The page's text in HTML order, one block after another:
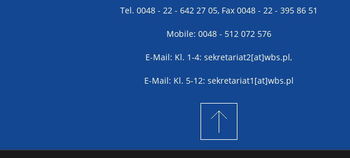
Tel. 0048 - 22 - 642 27 05, Fax 0048 - 22 - 395 86 51
Mobile: 0048 - 512 072 576
E-Mail: Kl. 1-4: sekretariat2[at]wbs.pl,
E-Mail: Kl. 5-12: sekretariat1[at]wbs.pl